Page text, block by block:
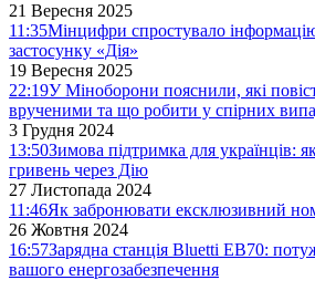
21 Вересня 2025
11:35Мінцифри спростувало
застосунку «Дія»
19 Вересня 2025
22:19У Міноборони пояснили, які
врученими та що робити у спірних
3 Грудня 2024
13:50Зимова підтримка для українців:
гривень через Дію
27 Листопада 2024
11:46Як забронювати ексклюзивний
26 Жовтня 2024
16:57Зарядна станція Bluetti EB70:
вашого енергозабезпечення